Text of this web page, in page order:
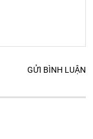
GỬI BÌNH LUẬN